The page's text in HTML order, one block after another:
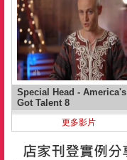
Special Head - America's
Got Talent 8
更多影片